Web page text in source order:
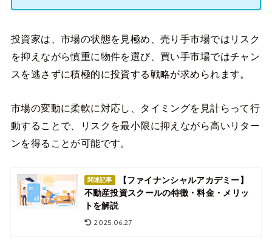
投資家は、市場の状態を見極め、売り手市場ではリスク
を抑えながら慎重に物件を選び、買い手市場ではチャン
スを逃さずに積極的に投資する戦略が求められます。
市場の変動に柔軟に対応し、タイミングを見計らって行
動することで、リスクを最小限に抑えながら高いリター
ンを得ることが可能です。
関連記事
【ファイナンシャルアカデミー】
不動産投資スクールの特徴・料金・メリッ
トを解説
2025.06.27